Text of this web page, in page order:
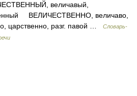
величавый,
ВЕЛИЧЕСТВЕННО, величаво,
царственно, разг. павой …
Словарь-